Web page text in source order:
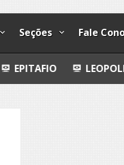
Seções Fale
LEOPOLDO E O